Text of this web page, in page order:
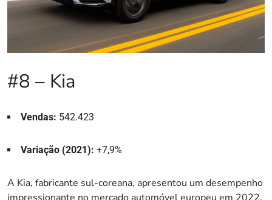
#8 – Kia
Vendas: 542.423
Variação (2021): +7,9%
A Kia, fabricante sul-coreana, apresentou um desempenho